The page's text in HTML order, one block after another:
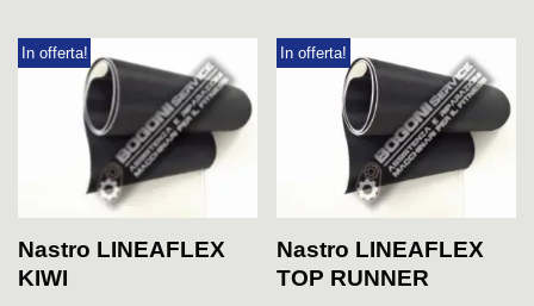
In offerta!
Nastro LINEAFLEX
KIWI
In offerta!
Nastro LINEAFLEX
TOP RUNNER